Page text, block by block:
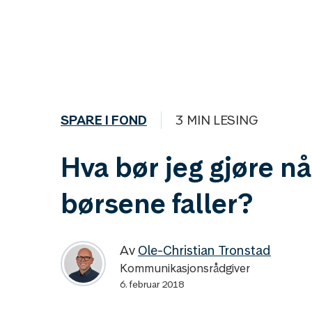
SPARE I FOND 3 MIN LESING
Hva bør jeg gjøre
børsene faller?
Av Ole-Christian Tronstad
Kommunikasjonsrådgiver
6. februar 2018